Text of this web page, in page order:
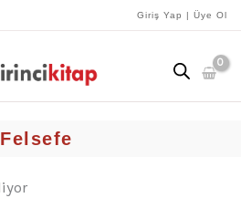
Giriş Yap | Üye Ol
Felsefe